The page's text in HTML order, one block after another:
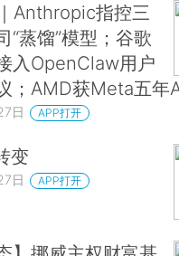
Anthropic指控三
“蒸馏”模型；谷歌
入OpenClaw用户
；AMD获Meta五年
日 APP打开
变
日 APP打开